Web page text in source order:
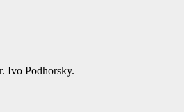
Ivo Podhorsky.